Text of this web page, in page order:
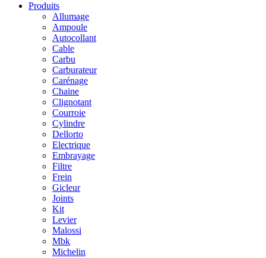
Produits
Allumage
Ampoule
Autocollant
Cable
Carbu
Carburateur
Carénage
Chaine
Clignotant
Courroie
Cylindre
Dellorto
Electrique
Embrayage
Filtre
Frein
Gicleur
Joints
Kit
Levier
Malossi
Mbk
Michelin